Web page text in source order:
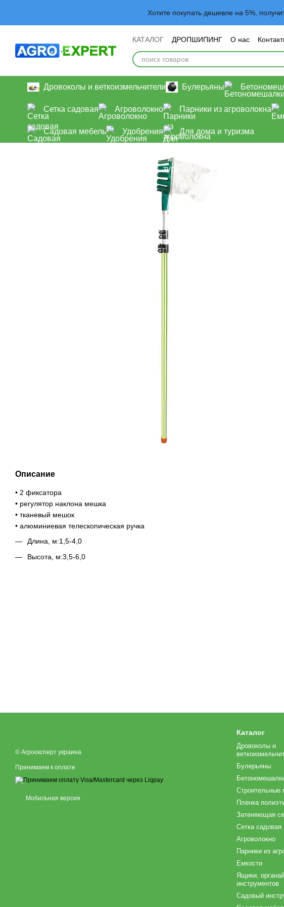
Хотите покупать дешевле на 5%,
КАТАЛОГ ДРОПШИПИНГ О нас
Обмен и возврат
Пользовательское
Дровоколы и веткоизмельчители Булерьяны
Сетка садовая Агроволокно Парники из агроволокна
Садовая мебель Удобрения Для дома и туризма
Описание
• 2 фиксатора
• регулятор наклона мешка
• тканевый мешок
• алюминиевая телескопическая ручка
Длина, м:1,5-4,0
Высота, м:3,5-6,0
© Агроєксперт украина
Принимаем к оплате
Мобильная версия
Каталог
Дровоколы и
Булерьяны
Строительные
Пленка
Затеняющая
Сетка садовая
Агроволокно
Парники из
Емкости
Ящики,
инструментов
Садовый